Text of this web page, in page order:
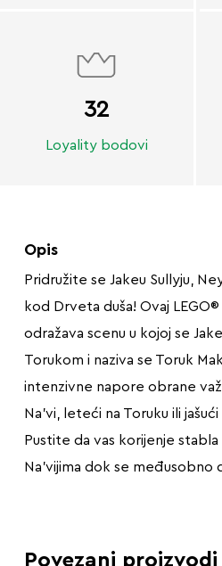
32
Loyality bodovi
Opis
Pridružite se Jakeu Sullyju,
kod Drveta duša! Ovaj
odražava scenu u kojoj se
Torukom i naziva se Toruk
intenzivne napore obrane
Na’vi, leteći na Toruku ili
Pustite da vas korijenje
Na’vijima dok se međusobno
Povezani proizvodi